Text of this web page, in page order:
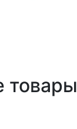
товары